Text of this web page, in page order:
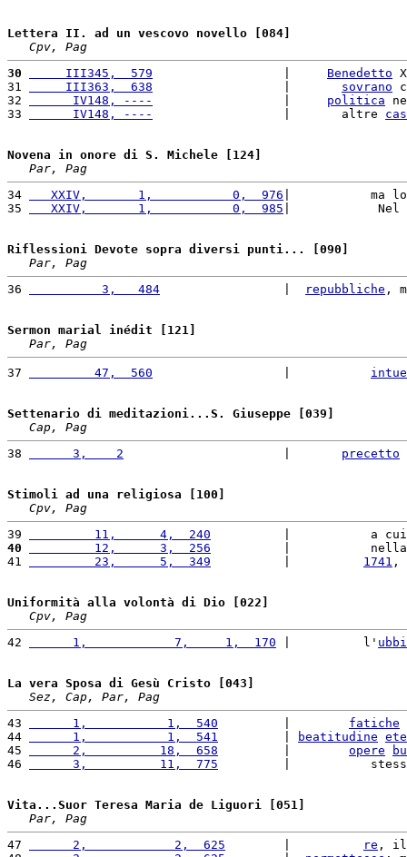
Lettera II. ad un vescovo novello [084]
Cpv, Pag
30
     III345,  579
Benedetto
31
     III363,  638
sovrano
32
      IV148, ----
politica
33
      IV148, ----
                  |       altre
Novena in onore di S. Michele [124]
Par, Pag
34
   XXIV,       1,           0,  976
|           ma
35
   XXIV,       1,           0,  985
|            Nel
Riflessioni Devote sopra diversi punti... [090]
Par, Pag
36
          3,   484
repubbliche ,
Sermon marial inédit [121]
Par, Pag
37
         47,  560
Settenario di meditazioni...S. Giuseppe [039]
Cap, Pag
38
      3,    2
precetto
Stimoli ad una religiosa [100]
Cpv, Pag
39
         11,      4,  240
|           a
40
         12,      3,  256
|
41
         23,      5,  349
1741 ,
Uniformità alla volontà di Dio [022]
Cpv, Pag
42
      1,            7,     1,  170
|          l'
La vera Sposa di Gesù Cristo [043]
Sez, Cap, Par, Pag
43
      1,           1,  540
fatiche
44
      1,           1,  541
beatitudine
45
      2,          18,  658
opere
46
      3,          11,  775
|
Vita...Suor Teresa Maria de Liguori [051]
Par, Pag
47
      2,            2,  625
re , il